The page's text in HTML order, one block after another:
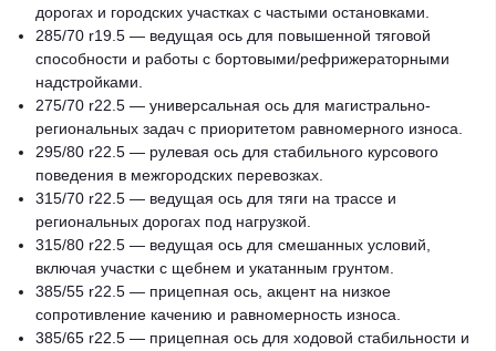
дорогах и городских участках с частыми остановками.
285/70 r19.5 — ведущая ось для повышенной тяговой
способности и работы с бортовыми/рефрижераторными
надстройками.
275/70 r22.5 — универсальная ось для магистрально-
региональных задач с приоритетом равномерного износа.
295/80 r22.5 — рулевая ось для стабильного курсового
поведения в межгородских перевозках.
315/70 r22.5 — ведущая ось для тяги на трассе и
региональных дорогах под нагрузкой.
315/80 r22.5 — ведущая ось для смешанных условий,
включая участки с щебнем и укатанным грунтом.
385/55 r22.5 — прицепная ось, акцент на низкое
сопротивление качению и равномерность износа.
385/65 r22.5 — прицепная ось для ходовой стабильности и